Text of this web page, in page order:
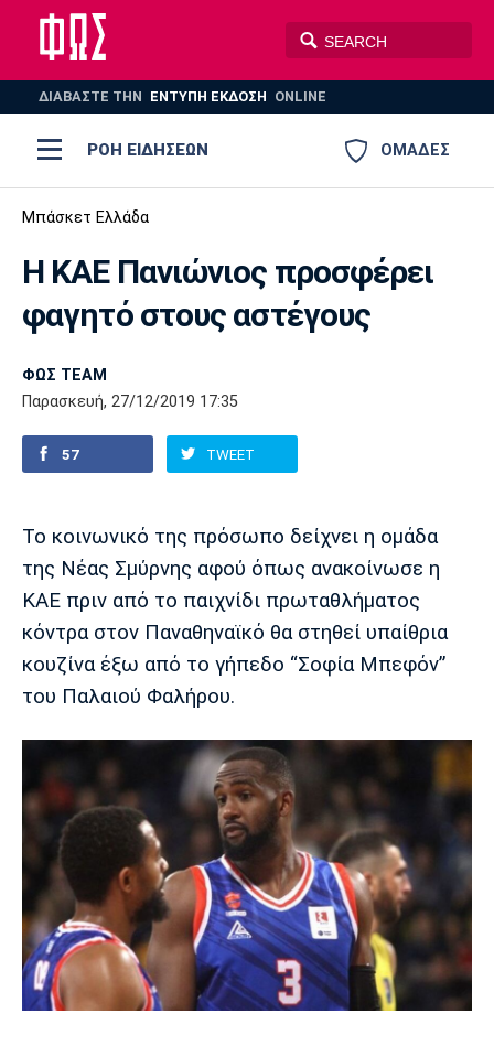
ΔΙΑΒΑΣΤΕ THN ΕΝΤΥΠΗ ΕΚΔΟΣΗ ONLINE
ΟΜΑΔΕΣ
ΡΟΗ ΕΙΔΗΣΕΩΝ
ΠΟΔΟΣΦΑΙΡΟ
ΣΠΟΡ
AUTO-MOTO
Ποδόσφαιρο
Super League 1
Super League 2
Γ Εθνική
Ελλάδα
Europa League
Conference League
Διεθνή
Εθνικές Ομάδες
Κύπελλο
Διαιτησία
Ποδόσφαιρο Γυναικών
Μπάσκετ
Ελλάδα
Εθνική
EuroLeague
Α Γυναικών
Champions League
Κύπελλο
Basket League
Α2 Μπάσκετ
FIBA World Cup 2023
Ολυμπιακοί Αγώνες
Βόλεϊ
Πόλο
Σπορ
Στίβος
Γυμναστική
Χάντμπολ
Auto-Moto
Αυτοκίνητο
Μοτοσυκλέτα
Tech
Gadgets
Smartphones
Θέατρο
Σινεμά
Ευ ζην
Βιβλίο
Μουσική
Blogs
Η Εφημερίδα
Πρωτοσέλιδα
Έντυπη έκδοση
Στήλες
Ολυμπιακός ΑΕΚ ΠΑΟΚ
Παναθηναϊκός Ατρόμητος
Αστέρας
Τρίπολης
ΠΑΣ Γιάννινα Λεβαδειακός
Παναιτωλικός Λαμία
Απόλλων
Σμύρνης
Άρης ΟΦΗ
Παναχαϊκή Ηρακλής Βόλος
Μπάσκετ Ελλάδα
Η ΚΑΕ Πανιώνιος προσφέρει
φαγητό στους αστέγους
ΦΩΣ TEAM
Παρασκευή, 27/12/2019 17:35
57 TWEET
Το κοινωνικό της πρόσωπο δείχνει η ομάδα
της Νέας Σμύρνης αφού όπως ανακοίνωσε η
ΚΑΕ πριν από το παιχνίδι πρωταθλήματος
κόντρα στον Παναθηναϊκό θα στηθεί υπαίθρια
κουζίνα έξω από το γήπεδο “Σοφία Μπεφόν”
του Παλαιού Φαλήρου.